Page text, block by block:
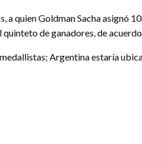
a quien Goldman Sacha asignó
de ganadores, de
Argentina estaría